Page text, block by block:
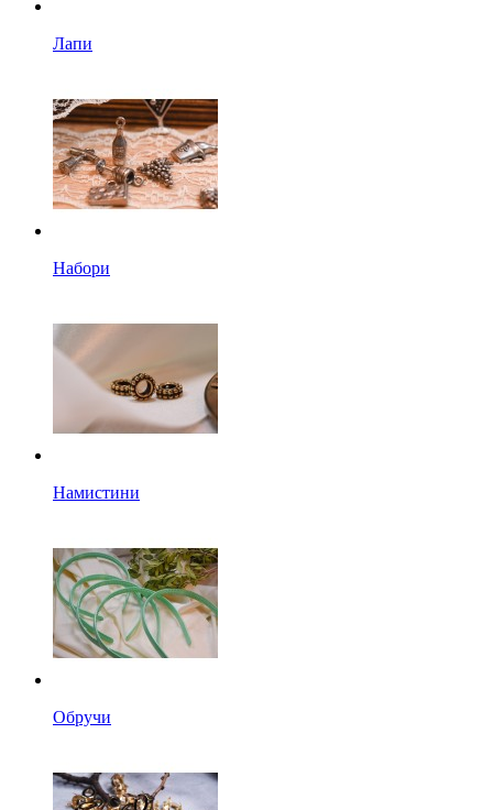
Лапи
Набори
Намистини
Обручи